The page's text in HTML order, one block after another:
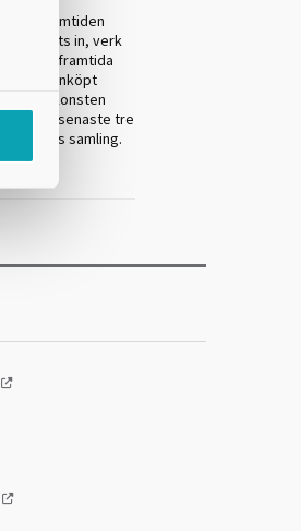
med samtiden
köpts in, verk
både framtida
med nyinköpt
bort”? Konsten
de senaste tre
museets samling.